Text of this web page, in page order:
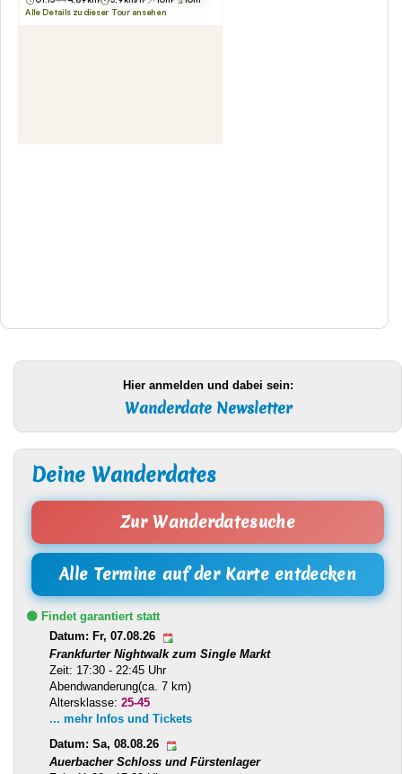
Hier anmelden und dabei sein:
Wanderdate Newsletter
Deine Wanderdates
Zur Wanderdatesuche
Alle Termine auf der Karte entdecken
🟢 Findet garantiert statt
Datum: Fr, 07.08.26
Frankfurter Nightwalk zum Single Markt
Zeit: 17:30 - 22:45 Uhr
Abendwanderung(ca. 7 km)
Altersklasse: 25-45
... mehr Infos und Tickets
Datum: Sa, 08.08.26
Auerbacher Schloss und Fürstenlager